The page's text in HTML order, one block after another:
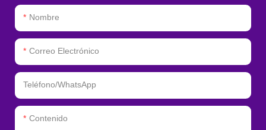
Nombre
Correo Electrónico
Teléfono/WhatsApp
Contenido